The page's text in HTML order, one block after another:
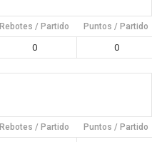
Rebotes / Partido Puntos / Partido
0 0
Rebotes / Partido Puntos / Partido